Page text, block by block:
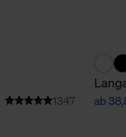
1347 ab